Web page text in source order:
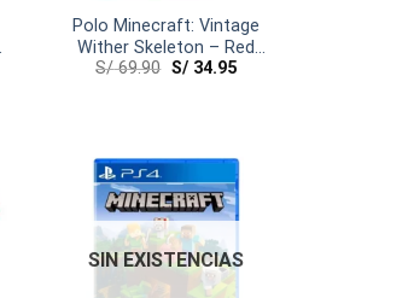
Polo Minecraft: Vintage
Wither Skeleton – Red
(Young Extra Large)
S/69.90 S/34.95
SIN EXISTENCIAS